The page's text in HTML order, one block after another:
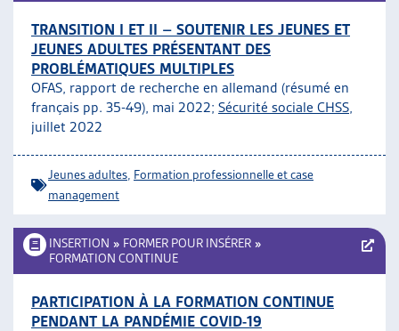
TRANSITION I ET II – SOUTENIR LES JEUNES ET
JEUNES ADULTES PRÉSENTANT DES
PROBLÉMATIQUES MULTIPLES
OFAS, rapport de recherche en allemand (résumé en
français pp. 35-49), mai 2022; Sécurité sociale CHSS,
juillet 2022
Jeunes adultes Formation professionnelle et case
management
INSERTION » FORMER POUR INSÉRER »
FORMATION CONTINUE
PARTICIPATION À LA FORMATION CONTINUE
PENDANT LA PANDÉMIE COVID-19